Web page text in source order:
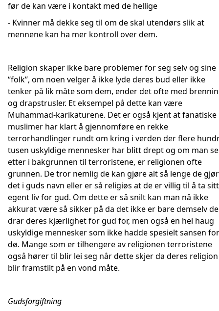
før de kan være i kontakt med de hellige
- Kvinner må dekke seg til om de skal utendørs slik at
mennene kan ha mer kontroll over dem.
Religion skaper ikke bare problemer for seg selv og sine
‘‘folk’’, om noen velger å ikke lyde deres bud eller ikke
tenker på lik måte som dem, ender det ofte med
og drapstrusler. Et eksempel på dette kan være
Muhammad-karikaturene. Det er også kjent at fanatiske
muslimer har klart å gjennomføre en rekke
terrorhandlinger rundt om kring i verden der flere
tusen uskyldige mennesker har blitt drept og om man
etter i bakgrunnen til terroristene, er religionen ofte
grunnen. De tror nemlig de kan gjøre alt så lenge de gjør
det i guds navn eller er så religiøs at de er villig til å ta sitt
egent liv for gud. Om dette er så snilt kan man nå ikke
akkurat være så sikker på da det ikke er bare demselv de
drar deres kjærlighet for gud for, men også en hel haug
uskyldige mennesker som ikke hadde spesielt sansen
dø. Mange som er tilhengere av religionen terroristene
også hører til blir lei seg når dette skjer da deres religion
blir framstilt på en vond måte.
Gudsforgiftning